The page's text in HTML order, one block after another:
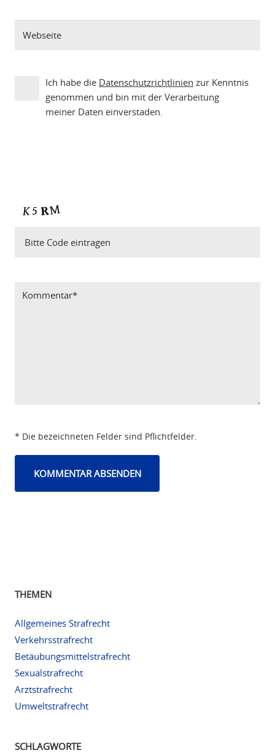
Ich habe die Datenschutzrichtlinien zur Kenntnis
genommen und bin mit der Verarbeitung
meiner Daten einverstaden.
* Die bezeichneten Felder sind Pflichtfelder.
THEMEN
Allgemeines Strafrecht
Verkehrsstrafrecht
Betäubungsmittelstrafrecht
Sexualstrafrecht
Arztstrafrecht
Umweltstrafrecht
SCHLAGWORTE